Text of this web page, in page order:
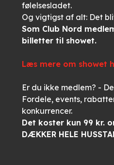
følelsesladet.
Og vigtigst af alt: Det
Som Club Nord
billetter til showet.
Læs mere om showet
Er du ikke medlem? -
Fordele, events,
konkurrencer.
Det koster kun 99 kr.
DÆKKER HELE